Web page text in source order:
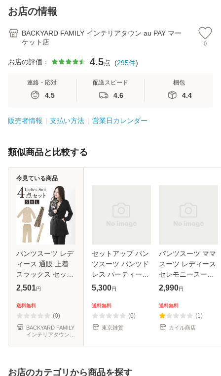
わいい
お店の情報
BACKYARD FAMILY インテリアタウン au PAY マー
ケット店
0
お店の評価： 4.5点 (295件)
連絡・応対
4.5
配送スピード
4.6
梱包
4.4
販売者情報 支払い方法 営業日カレンダー
類似商品と比較する
パンツスーツ レデ
ィース 通販 上着
スラックス セット
アップ ジャケット
上下 スーツ 2点セ
ット おしゃれ 婦人
服 ノ
2,501円
送料無料
(0)
BACKYARD FAMILY
インテリアタウン
店
今見ている商品
セットアップ パン
ツスーツ パンツド
レス パーティード
レス レディース ド
レス トップス パン
ツ ロング丈 マキシ
丈 長
5,300円
送料無料
(0)
東京雑貨
パンツスーツ ママ
スーツ レディース
セレモニースーツ
入学式 パンツスー
カラー 30代 40代
50代 おしゃれ 大
きいサイ
2,990円
送料無料
(1)
カイル商店
お店のカテゴリから商品を探す